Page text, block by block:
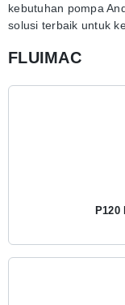
kebutuhan pompa
solusi terbaik untuk
FLUIMAC
P120